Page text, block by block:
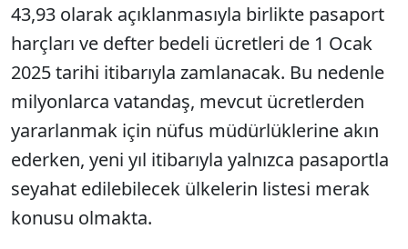
43,93 olarak açıklanmasıyla birlikte pasaport
harçları ve defter bedeli ücretleri de 1 Ocak
2025 tarihi itibarıyla zamlanacak. Bu nedenle
milyonlarca vatandaş, mevcut ücretlerden
yararlanmak için nüfus müdürlüklerine akın
ederken, yeni yıl itibarıyla yalnızca pasaportla
seyahat edilebilecek ülkelerin listesi merak
konusu olmakta.